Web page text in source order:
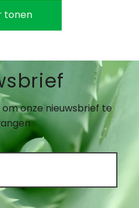
tonen
onze nieuwsbrief te